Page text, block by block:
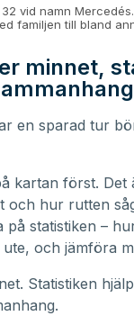
vid namn
familjen till bland
minnet,
en sparad tur
kartan först. Det
och hur rutten
på statistiken –
och jämföra
Statistiken